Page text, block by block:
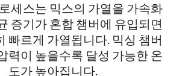
세스는 믹스의 가열을 가속화
증기가 혼합 챔버에 유입되면
빠르게 가열됩니다. 믹싱 챔버
력이 높을수록 달성 가능한 온
도가 높아집니다.